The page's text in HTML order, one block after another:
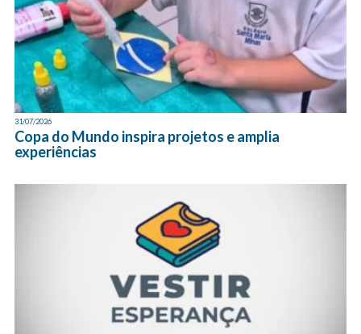
31/07/2026
Copa do Mundo inspira projetos e amplia
experiências